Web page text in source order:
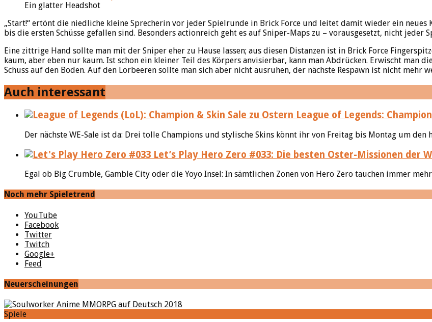
Ein glatter Headshot
„Start!“ ertönt die niedliche kleine Sprecherin vor jeder Spielrunde in Brick Force und leitet damit wieder ein neues
bis die ersten Schüsse gefallen sind. Besonders actionreich geht es auf Sniper-Maps zu – vorausgesetzt, nicht
Eine zittrige Hand sollte man mit der Sniper eher zu Hause lassen; aus diesen Distanzen ist in Brick Force
kaum, aber eben nur kaum. Ist schon ein kleiner Teil des Körpers anvisierbar, kann man Abdrücken. Erwischt man
Schuss auf den Boden. Auf den Lorbeeren sollte man sich aber nicht ausruhen, der nächste Respawn ist nicht mehr
Auch interessant
League of Legends:
Der nächste WE-Sale ist da: Drei tolle Champions und stylische Skins könnt ihr von Freitag bis Montag um den
Let’s Play Hero Zero #033: Die besten Oster-Missionen der
Egal ob Big Crumble, Gamble City oder die Yoyo Insel: In sämtlichen Zonen von Hero Zero tauchen immer
Noch mehr Spieletrend
YouTube
Facebook
Twitter
Twitch
Google+
Feed
Neuerscheinungen
Spiele